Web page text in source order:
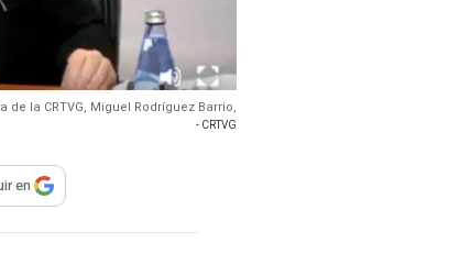
la CRTVG, Miguel Rodríguez Barrio,
- CRTVG
compartir
en